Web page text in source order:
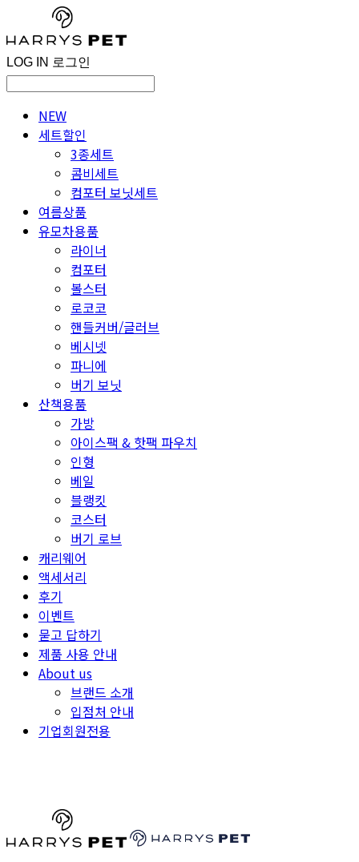
LOG IN 로그인
NEW
세트할인
3종세트
콤비세트
컴포터 보닛세트
여름상품
유모차용품
라이너
컴포터
볼스터
로코코
핸들커버/글러브
베시넷
파니에
버기 보닛
산책용품
가방
아이스팩 & 핫팩 파우치
인형
베일
블랭킷
코스터
버기 로브
캐리웨어
액세서리
후기
이벤트
묻고 답하기
제품 사용 안내
About us
브랜드 소개
입점처 안내
기업회원전용